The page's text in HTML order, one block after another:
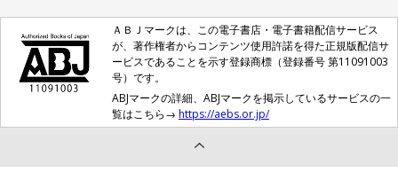
ＡＢＪマークは、この電子書店・電子書籍配信サービス
が、著作権者からコンテンツ使用許諾を得た正規版配信サ
ービスであることを示す登録商標（登録番号 第11091003
号）です。
ABJマークの詳細、ABJマークを掲示しているサービスの一
覧はこちら→ https://aebs.or.jp/